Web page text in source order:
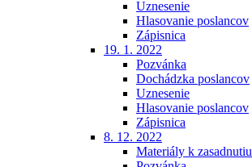
Uznesenie
Hlasovanie poslancov
Zápisnica
19. 1. 2022
Pozvánka
Dochádzka poslancov
Uznesenie
Hlasovanie poslancov
Zápisnica
8. 12. 2022
Materiály k zasadnutiu